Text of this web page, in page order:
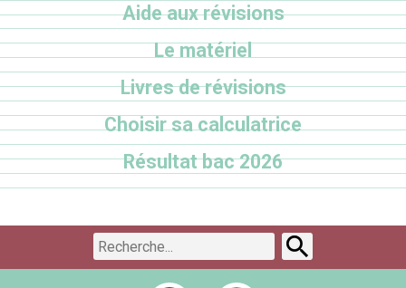
Aide aux révisions
Le matériel
Livres de révisions
Choisir sa calculatrice
Résultat bac 2026